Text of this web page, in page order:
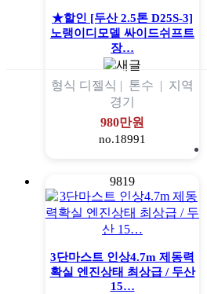
★할인 [두산 2.5톤 D25S-3]
노랭이디모델 싸이드쉬프트
장…
형식 디젤식 | 톤수 | 지역
경기
980만원
no.18991
9819
3단마스트 인상4.7m 제동력
확실 엔진상태 최상급 / 두산
15…